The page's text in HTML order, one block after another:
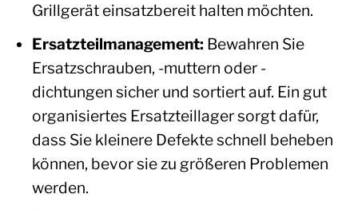
Grillgerät einsatzbereit halten möchten.
Ersatzteilmanagement: Bewahren Sie
Ersatzschrauben, -muttern oder -
dichtungen sicher und sortiert auf. Ein gut
organisiertes Ersatzteillager sorgt dafür,
dass Sie kleinere Defekte schnell beheben
können, bevor sie zu größeren Problemen
werden.